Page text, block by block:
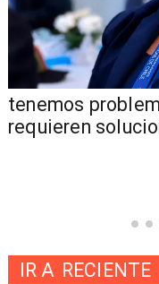
tenemos
requieren
IR A RECIENTE